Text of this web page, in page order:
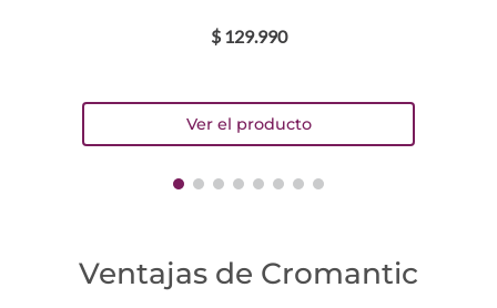
ENVIAR COMENTARIO
$ 129.990
Ventajas de Cromantic